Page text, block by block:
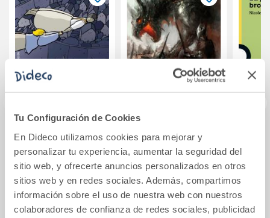
Tu Configuración de Cookies
En Dideco utilizamos cookies para mejorar y
personalizar tu experiencia, aumentar la seguridad del
sitio web, y ofrecerte anuncios personalizados en otros
sitios web y en redes sociales. Además, compartimos
información sobre el uso de nuestra web con nuestros
colaboradores de confianza de redes sociales, publicidad
Muros
9,50€
Comprar
GEORGOS
10,20€
Comprar